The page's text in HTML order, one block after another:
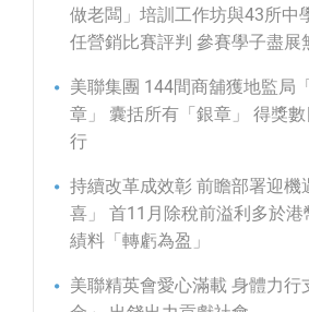
做老闆」培訓工作坊與43所中
任營銷比賽評判 參賽學子盡展
美聯集團 144間商舖獲地監局
章」 囊括所有「銀章」 得獎
行
持續改革成效彰 前瞻部署迎機
喜」 首11月除稅前溢利多於港
績料「轉虧為盈」
美聯精英會愛心滿載 身體力行